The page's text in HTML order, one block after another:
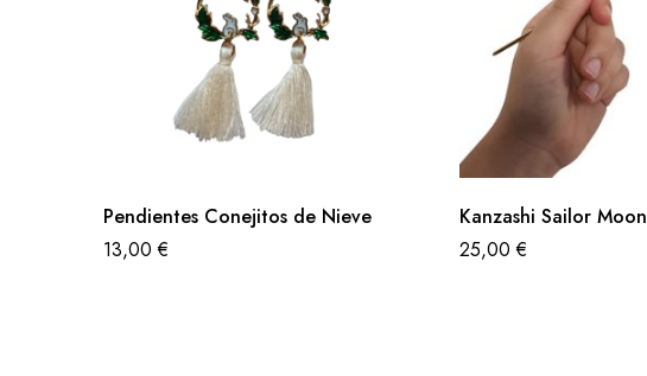
Pendientes Conejitos de Nieve
13,00€
Kanzashi Sailor Moon
25,00€